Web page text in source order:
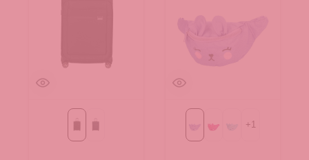
Blackdark blue Purplefuchsiamint
+1